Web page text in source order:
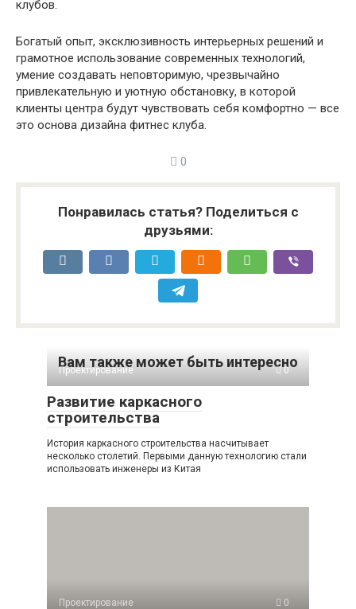
клубов.
Богатый опыт, эксклюзивность интерьерных решений и
грамотное использование современных технологий,
умение создавать неповторимую, чрезвычайно
привлекательную и уютную обстановку, в которой
клиенты центра будут чувствовать себя комфортно — все
это основа дизайна фитнес клуба.
0
Понравилась статья? Поделиться с
друзьями:
Вам также может быть интересно
Проектирование 0
Развитие каркасного
строительства
История каркасного строительства насчитывает
несколько столетий. Первыми данную технологию стали
использовать инженеры из Китая
Проектирование 0